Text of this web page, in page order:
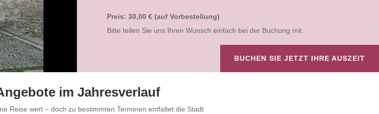
Preis: 30,00 € (auf Vorbestellung)
Bitte teilen Sie uns Ihren Wunsch einfach bei der Buchung mit.
BUCHEN SIE JETZT IHRE AUSZEIT
im Jahresverlauf
Reise wert – doch zu bestimmten Terminen entfaltet die Stadt